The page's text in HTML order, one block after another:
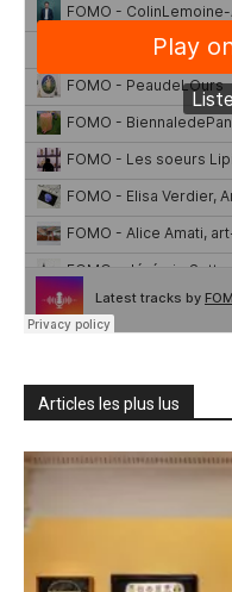
Articles les plus lus